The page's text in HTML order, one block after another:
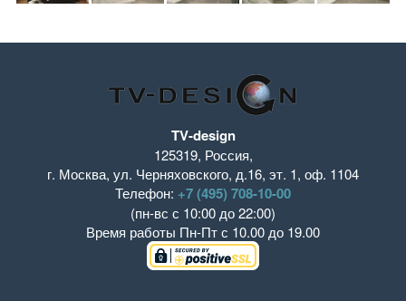
TV-design
125319, Россия,
г. Москва, ул. Черняховского, д.16, эт. 1, оф. 1104
Телефон: +7 (495) 708-10-00
(пн-вс с 10:00 до 22:00)
Время работы Пн-Пт с 10.00 до 19.00